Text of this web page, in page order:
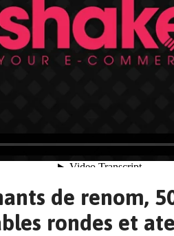
de renom,
rondes et